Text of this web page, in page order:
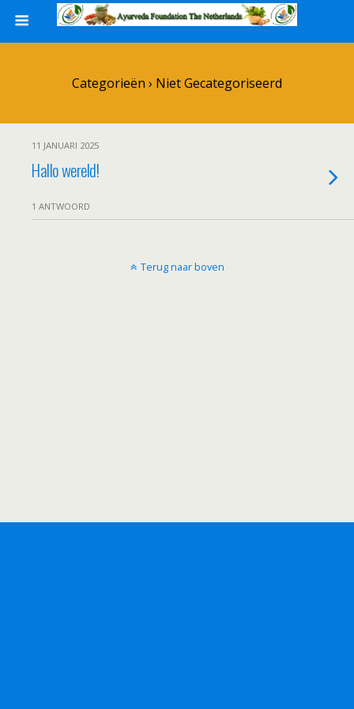
Categorieën › Niet Gecategoriseerd
11 JANUARI 2025
Hallo wereld!
1 ANTWOORD
Terug naar boven